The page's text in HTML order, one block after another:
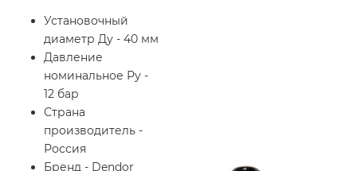
Установочный
диаметр Ду - 40 мм
Давление
номинальное Ру -
12 бар
Страна
производитель -
Россия
Бренд - Dendor